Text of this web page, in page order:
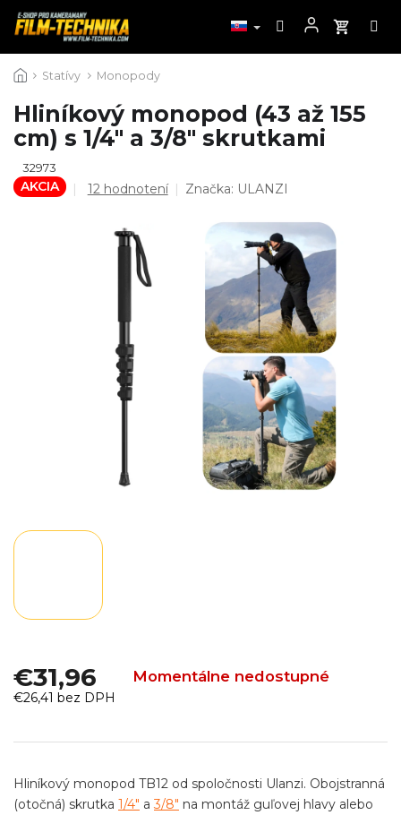
na
Statívy Monopody
Hliníkový monopod (43 až 155
cm) s 1/4" a 3/8" skrutkami
32973
AKCIA
Priemerné
12 hodnotení Značka: ULANZI
€31,96 Momentálne nedostupné
€26,41 bez DPH
cena:
Hliníkový monopod TB12 od spoločnosti Ulanzi. Obojstranná
(otočná) skrutka 1/4" a3/8" na montáž guľovej hlavy alebo